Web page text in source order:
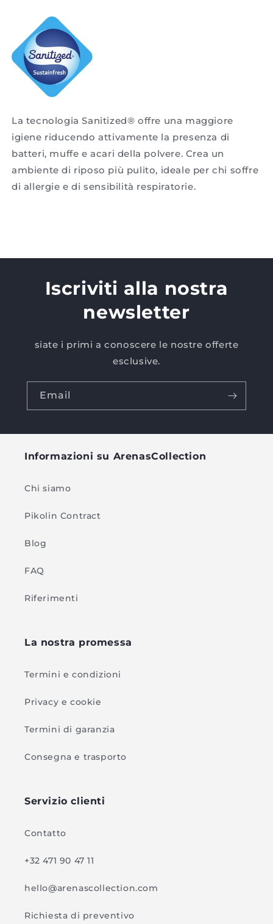
La tecnologia Sanitized® offre una maggiore
igiene riducendo attivamente la presenza di
batteri, muffe e acari della polvere. Crea un
ambiente di riposo più pulito, ideale per chi soffre
di allergie e di sensibilità respiratorie.
Iscriviti alla nostra
newsletter
siate i primi a conoscere le nostre offerte
esclusive.
Email
Informazioni su ArenasCollection
Chi siamo
Pikolin Contract
Blog
FAQ
Riferimenti
La nostra promessa
Termini e condizioni
Privacy e cookie
Termini di garanzia
Consegna e trasporto
Servizio clienti
Contatto
+32 471 90 47 11
hello@arenascollection.com
Richiesta di preventivo